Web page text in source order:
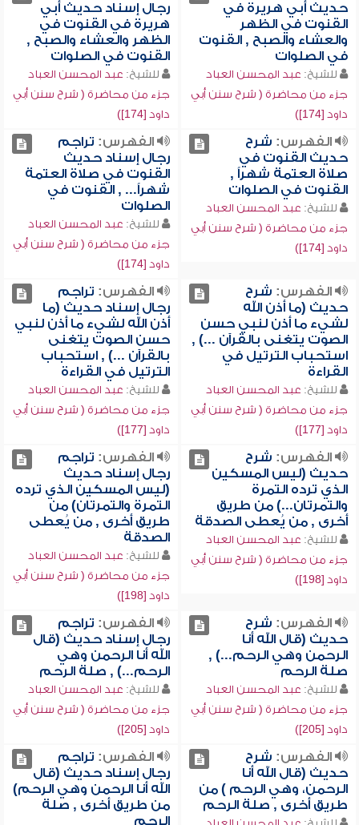
حديث أبي هريرة في
القنوت في الظهر
والعشاء والصبح , القنوت
في الصلوات
للشيخ: عبد المحسن العباد
جزء من محاضرة ( شرح سنن أبي
داود [174])
رجال إسناد حديث أبي
هريرة في القنوت في
الظهر والعشاء والصبح ,
القنوت في الصلوات
للشيخ: عبد المحسن العباد
جزء من محاضرة ( شرح سنن أبي
داود [174])
الفهرس: شرح
حديث القنوت في
صلاة العتمة شهراً ,
القنوت في الصلوات
للشيخ: عبد المحسن العباد
جزء من محاضرة ( شرح سنن أبي
داود [174])
الفهرس: تراجم
رجال إسناد حديث
القنوت في صلاة العتمة
شهراً... , القنوت في
الصلوات
للشيخ: عبد المحسن العباد
جزء من محاضرة ( شرح سنن أبي
داود [174])
الفهرس: شرح
حديث (ما أذن الله
لشيء ما أذن لنبي حسن
الصوت يتغنى بالقرآن ...) ,
استحباب الترتيل في
القراءة
للشيخ: عبد المحسن العباد
جزء من محاضرة ( شرح سنن أبي
داود [177])
الفهرس: تراجم
رجال إسناد حديث (ما
أذن الله لشيء ما أذن لنبي
حسن الصوت يتغنى
بالقرآن ...) , استحباب
الترتيل في القراءة
للشيخ: عبد المحسن العباد
جزء من محاضرة ( شرح سنن أبي
داود [177])
الفهرس: شرح
حديث (ليس المسكين
الذي ترده التمرة
والتمرتان...) من طريق
أخرى , من يُعطى الصدقة
للشيخ: عبد المحسن العباد
جزء من محاضرة ( شرح سنن أبي
داود [198])
الفهرس: تراجم
رجال إسناد حديث
(ليس المسكين الذي ترده
التمرة والتمرتان) من
طريق أخرى , من يُعطى
الصدقة
للشيخ: عبد المحسن العباد
جزء من محاضرة ( شرح سنن أبي
داود [198])
الفهرس: شرح
حديث (قال الله أنا
الرحمن وهي الرحم...) ,
صلة الرحم
للشيخ: عبد المحسن العباد
جزء من محاضرة ( شرح سنن أبي
داود [205])
الفهرس: تراجم
رجال إسناد حديث (قال
الله أنا الرحمن وهي
الرحم...) , صلة الرحم
للشيخ: عبد المحسن العباد
جزء من محاضرة ( شرح سنن أبي
داود [205])
الفهرس: شرح
حديث (قال الله أنا
الرحمن، وهي الرحم ) من
طريق أخرى , صلة الرحم
الفهرس: تراجم
رجال إسناد حديث (قال
الله أنا الرحمن وهي الرحم)
من طريق أخرى , صلة
الرحم